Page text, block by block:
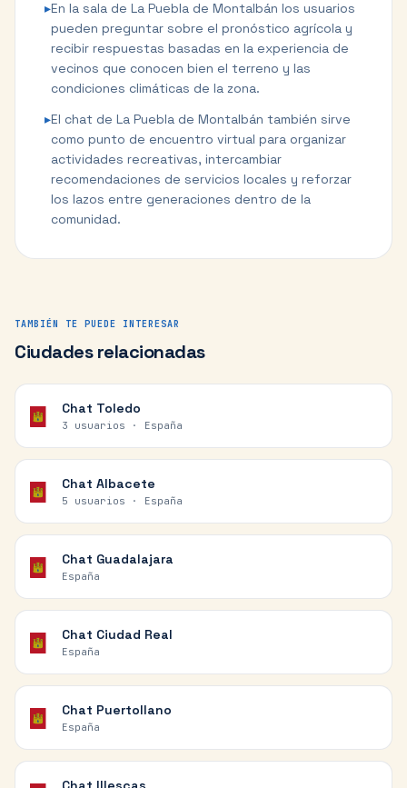
▸En la sala de La Puebla de Montalbán los usuarios
pueden preguntar sobre el pronóstico agrícola y
recibir respuestas basadas en la experiencia de
vecinos que conocen bien el terreno y las
condiciones climáticas de la zona.
▸El chat de La Puebla de Montalbán también sirve
como punto de encuentro virtual para organizar
actividades recreativas, intercambiar
recomendaciones de servicios locales y reforzar
los lazos entre generaciones dentro de la
comunidad.
TAMBIÉN TE PUEDE INTERESAR
Ciudades relacionadas
Chat Toledo
3 usuarios · España
Chat Albacete
5 usuarios · España
Chat Guadalajara
España
Chat Ciudad Real
España
Chat Puertollano
España